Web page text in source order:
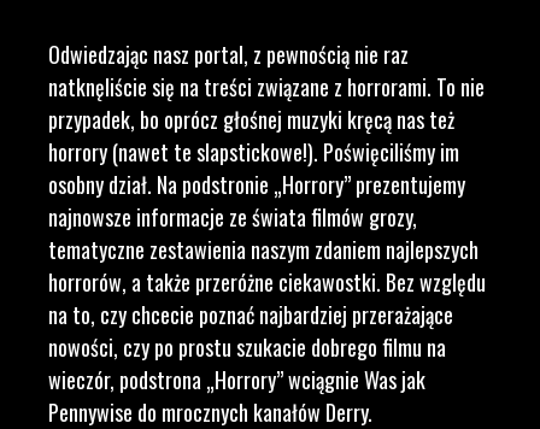
Odwiedzając nasz portal, z pewnością nie raz
natknęliście się na treści związane z horrorami. To nie
przypadek, bo oprócz głośnej muzyki kręcą nas też
horrory (nawet te slapstickowe!). Poświęciliśmy im
osobny dział. Na podstronie „Horrory” prezentujemy
najnowsze informacje ze świata filmów grozy,
tematyczne zestawienia naszym zdaniem najlepszych
horrorów, a także przeróżne ciekawostki. Bez względu
na to, czy chcecie poznać najbardziej przerażające
nowości, czy po prostu szukacie dobrego filmu na
wieczór, podstrona „Horrory” wciągnie Was jak
Pennywise do mrocznych kanałów Derry.